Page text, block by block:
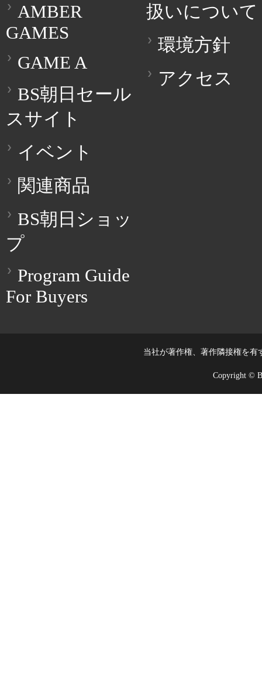
AMBER
GAMES
GAME A
BS朝日セール
スサイト
イベント
関連商品
BS朝日ショッ
プ
Program Guide
For Buyers
扱いについて
環境方針
アクセス
当社が著作権、著作隣接権を
Copyright ©